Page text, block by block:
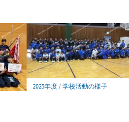
2025年度/学校活動の様子